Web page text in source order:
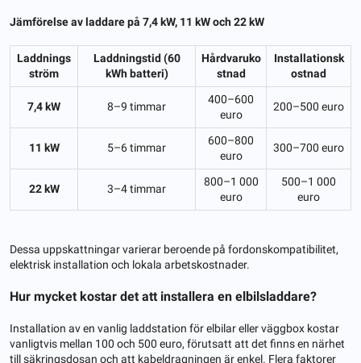
Jämförelse av laddare på 7,4 kW, 11 kW och 22 kW
Laddnings
ström
Laddningstid (60
kWh batteri)
Hårdvaruko
stnad
Installationsk
ostnad
7,4 kW 8–9 timmar
400–600
euro
200–500 euro
11 kW 5–6 timmar
600–800
euro
300–700 euro
22 kW 3–4 timmar
800–1 000
euro
500–1 000
euro
Dessa uppskattningar varierar beroende på fordonskompatibilitet,
elektrisk installation och lokala arbetskostnader.
Hur mycket kostar det att installera en elbilsladdare?
Installation av en vanlig laddstation för elbilar eller väggbox kostar
vanligtvis mellan 100 och 500 euro, förutsatt att det finns en närhet
till säkringsdosan och att kabeldragningen är enkel. Flera faktorer